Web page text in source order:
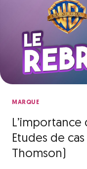
MARQUE
Etudes de
Thomson)